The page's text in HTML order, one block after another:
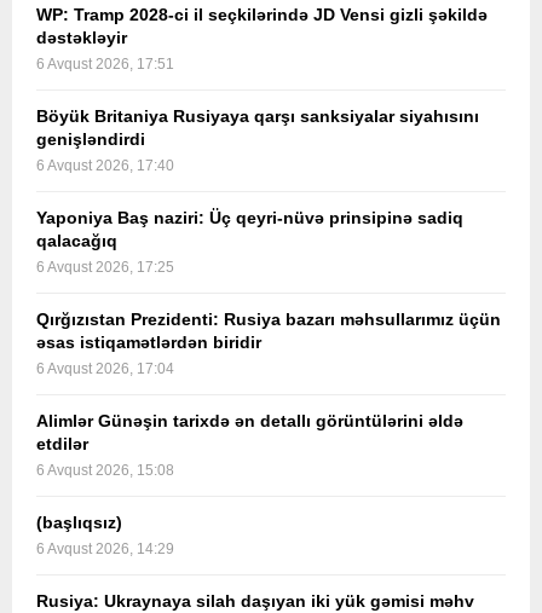
WP: Tramp 2028-ci il seçkilərində JD Vensi gizli şəkildə
dəstəkləyir
6 Avqust 2026, 17:51
Böyük Britaniya Rusiyaya qarşı sanksiyalar siyahısını
genişləndirdi
6 Avqust 2026, 17:40
Yaponiya Baş naziri: Üç qeyri-nüvə prinsipinə sadiq
qalacağıq
6 Avqust 2026, 17:25
Qırğızıstan Prezidenti: Rusiya bazarı məhsullarımız üçün
əsas istiqamətlərdən biridir
6 Avqust 2026, 17:04
Alimlər Günəşin tarixdə ən detallı görüntülərini əldə
etdilər
6 Avqust 2026, 15:08
(başlıqsız)
6 Avqust 2026, 14:29
Rusiya: Ukraynaya silah daşıyan iki yük gəmisi məhv